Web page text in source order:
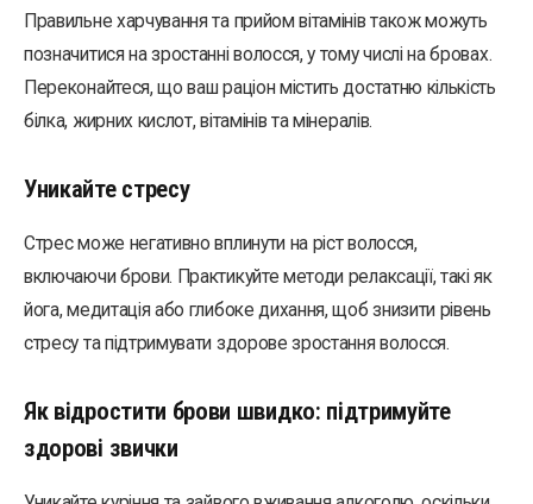
Правильне харчування та прийом вітамінів також можуть
позначитися на зростанні волосся, у тому числі на бровах.
Переконайтеся, що ваш раціон містить достатню кількість
білка, жирних кислот, вітамінів та мінералів.
Уникайте стресу
Стрес може негативно вплинути на ріст волосся,
включаючи брови. Практикуйте методи релаксації, такі як
йога, медитація або глибоке дихання, щоб знизити рівень
стресу та підтримувати здорове зростання волосся.
Як відростити брови швидко: підтримуйте
здорові звички